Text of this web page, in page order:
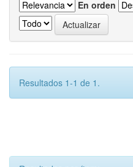
En orden
Resultados 1-1 de 1.